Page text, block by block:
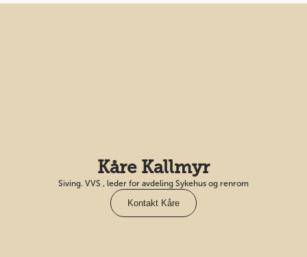
Kåre Kallmyr
Siving. VVS , leder for avdeling Sykehus og renrom
Kontakt Kåre